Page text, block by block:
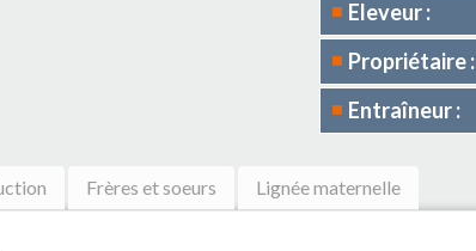
Eleveur :
Propriétaire :
Entraîneur :
Frères et soeurs Lignée maternelle